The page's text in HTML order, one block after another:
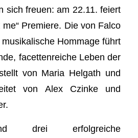
sich freuen: am 22.11. feiert
Premiere. Die von Falco
Hommage führt
facettenreiche Leben der
von Maria Helgath und
von Alex Czinke und
drei erfolgreiche